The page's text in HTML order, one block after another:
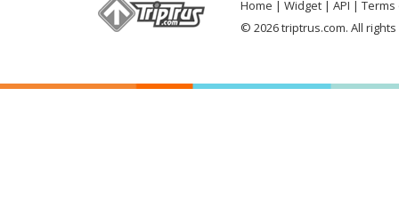
Home Widget API
Terms
© 2026 triptrus.com. All